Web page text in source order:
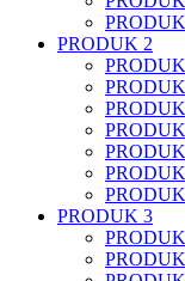
PRODUK 2
PRODUK 3